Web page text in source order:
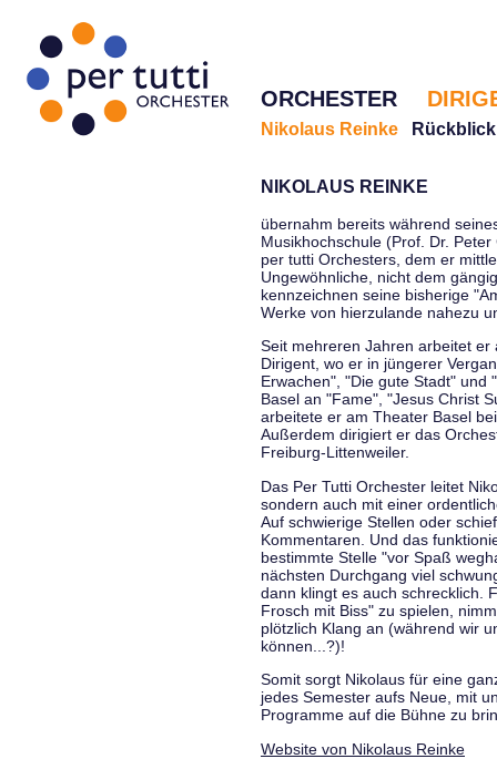
ORCHESTER
Nikolaus Reinke Rückblick
NIKOLAUS REINKE
übernahm bereits während
Musikhochschule (Prof. Dr.
per tutti Orchesters, dem er
Ungewöhnliche, nicht dem
kennzeichnen seine bisherige
Werke von hierzulande nahezu
Seit mehreren Jahren arbeitet
Dirigent, wo er in jüngerer
Erwachen", "Die gute Stadt" und
Basel an "Fame", "Jesus Christ
arbeitete er am Theater Basel
Außerdem dirigiert er das
Freiburg-Littenweiler.
Das Per Tutti Orchester leitet
sondern auch mit einer
Auf schwierige Stellen oder
Kommentaren. Und das
bestimmte Stelle "vor Spaß
nächsten Durchgang viel
dann klingt es auch schrecklich.
Frosch mit Biss" zu spielen,
plötzlich Klang an (während wir
können...?)!
Somit sorgt Nikolaus für eine
jedes Semester aufs Neue, mit
Programme auf die Bühne zu
Website von Nikolaus Reinke